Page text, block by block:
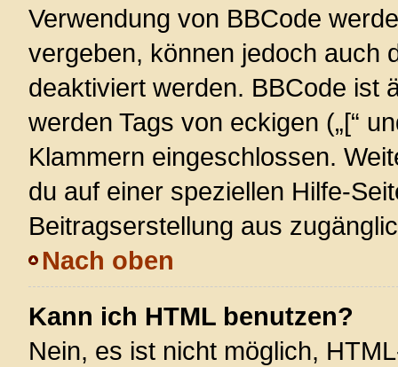
Verwendung von BBCode
vergeben, können jedoch auch
deaktiviert werden. BBCode ist
werden Tags von eckigen („[“
Klammern eingeschlossen.
du auf einer speziellen Hilfe-
Beitragserstellung aus
Nach oben
Kann ich HTML benutzen?
Nein, es ist nicht möglich,